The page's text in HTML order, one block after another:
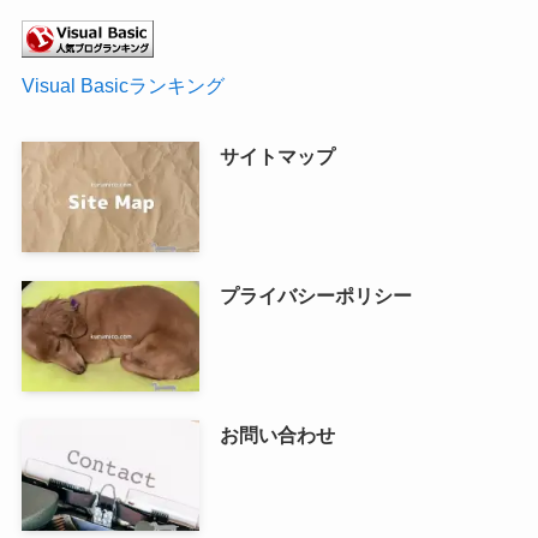
Visual Basicランキング
サイトマップ
プライバシーポリシー
お問い合わせ